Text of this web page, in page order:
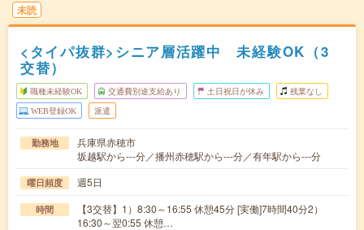
未読
<タイパ抜群>シニア層活躍中 未経験OK（3
交替）
職種未経験OK 交通費別途支給あり 土日祝日が休み 残業なし
WEB登録OK 派遣
勤務地
兵庫県赤穂市
坂越駅から---分／播州赤穂駅から---分／有年駅から---分
曜日頻度 週5日
時間
【3交替】1）8:30～16:55 休憩45分 [実働]7時間40分2）
16:30～翌0:55 休憩…